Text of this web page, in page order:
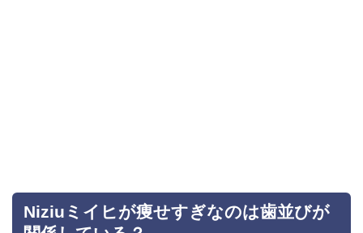
Niziuミイヒが痩せすぎなのは歯並びが